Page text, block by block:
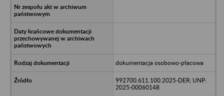
dokumentacja osobowo-płacowa
992700.611.100.2025-DER; UNP:
2025-00060148